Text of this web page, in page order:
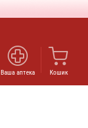
Ваша аптека Кошик